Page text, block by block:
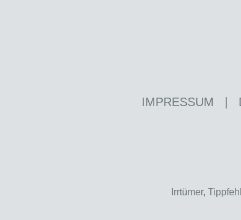
IMPRESSUM
Irrtümer,